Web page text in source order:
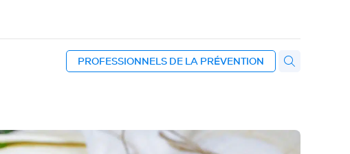
PROFESSIONNELS DE LA PRÉVENTION